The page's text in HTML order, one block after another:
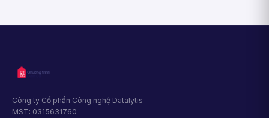
Công ty Cổ phần Công nghệ Datalytis
MST: 0315631760